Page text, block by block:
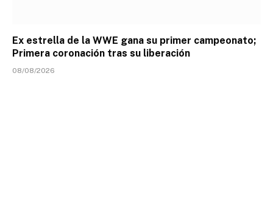
Ex estrella de la WWE gana su primer campeonato;
Primera coronación tras su liberación
08/08/2026